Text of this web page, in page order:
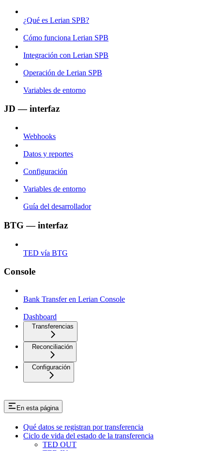
¿Qué es Lerian SPB?
Cómo funciona Lerian SPB
Integración con Lerian SPB
Operación de Lerian SPB
Variables de entorno
JD — interfaz
Webhooks
Datos y reportes
Configuración
Variables de entorno
Guía del desarrollador
BTG — interfaz
TED vía BTG
Console
Bank Transfer en Lerian Console
Dashboard
Transferencias
Reconciliación
Configuración
En esta página
Qué datos se registran por transferencia
Ciclo de vida del estado de la transferencia
TED OUT